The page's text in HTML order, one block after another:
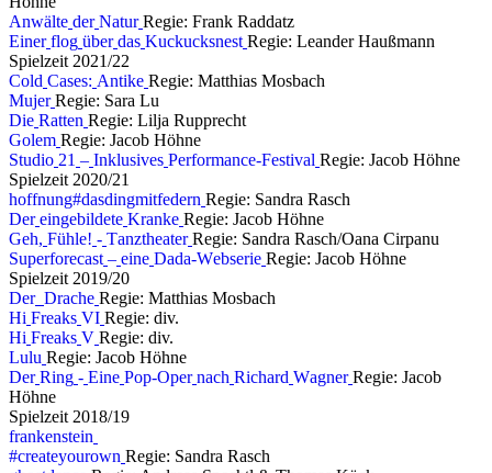
Anwälte der Natur Regie: Frank Raddatz
Einer flog über das Kuckucksnest Regie: Leander Haußmann
Spielzeit 2021/22
Cold Cases: Antike Regie: Matthias Mosbach
Mujer Regie: Sara Lu
Die Ratten Regie: Lilja Rupprecht
Golem Regie: Jacob Höhne
Studio 21 – Inklusives Performance-Festival Regie: Jacob Höhne
Spielzeit 2020/21
hoffnung#dasdingmitfedern Regie: Sandra Rasch
Der eingebildete Kranke Regie: Jacob Höhne
Geh, Fühle! - Tanztheater Regie: Sandra Rasch/Oana Cirpanu
Superforecast – eine Dada-Webserie Regie: Jacob Höhne
Spielzeit 2019/20
Der Drache Regie: Matthias Mosbach
Hi Freaks VI Regie: div.
Hi Freaks V Regie: div.
Lulu Regie: Jacob Höhne
Der Ring - Eine Pop-Oper nach Richard Wagner Regie: Jacob
Höhne
Spielzeit 2018/19
frankenstein
#createyourown Regie: Sandra Rasch